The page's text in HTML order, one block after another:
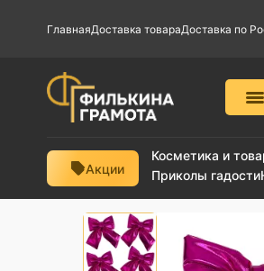
ГлавнаяДоставка товараДоставка по
Акции
Косметика и
Приколы гадости